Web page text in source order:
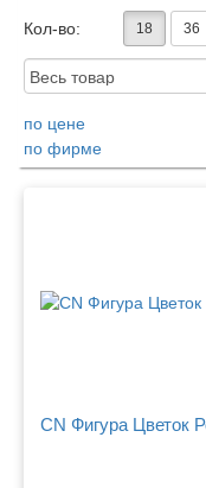
Кол-во: 18 36
Доступность:
по цене
по фирме
CN Фигура Цветок